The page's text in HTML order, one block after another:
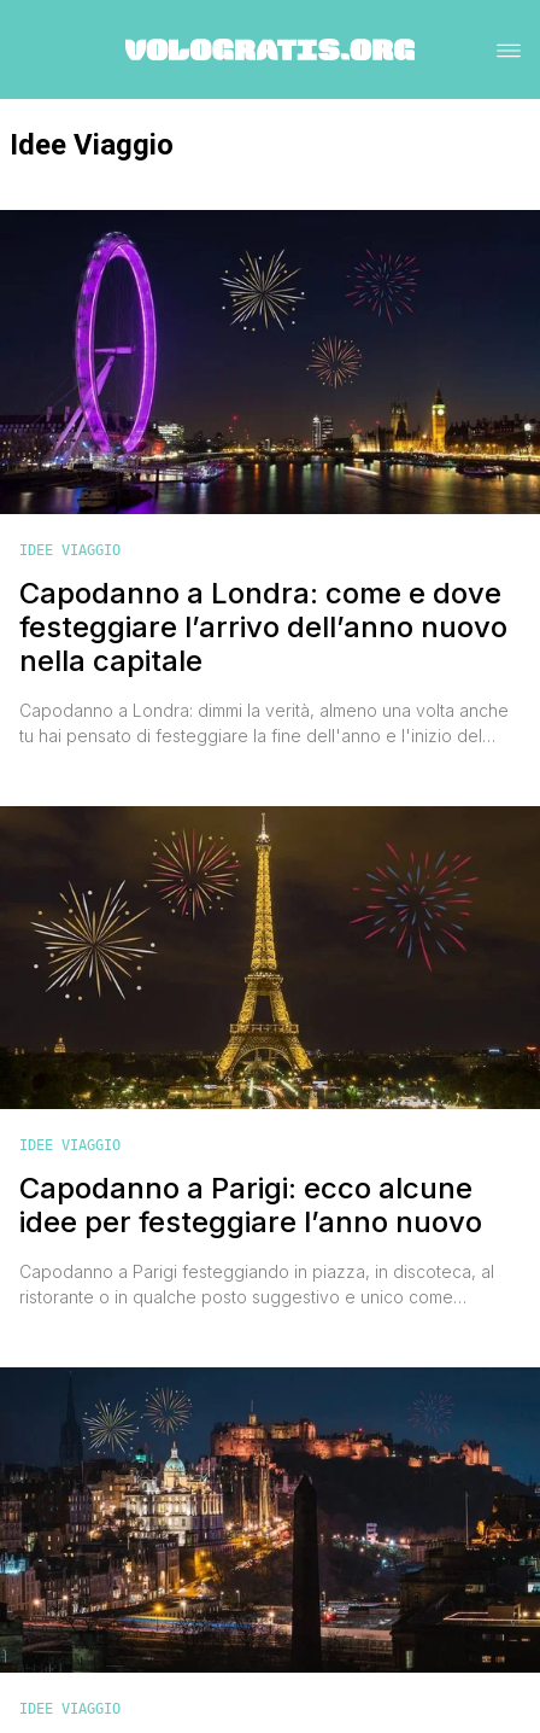
Idee Viaggio
IDEE VIAGGIO
Capodanno a Londra: come e dove
festeggiare l’arrivo dell’anno nuovo
nella capitale
Capodanno a Londra: dimmi la verità, almeno una volta anche
tu hai pensato di festeggiare la fine dell'anno e l'inizio del
Divertente e spettacolare, la cosmopolita città non manca
certo di occasioni per fare baldoria tra party esclusivi, [']
IDEE VIAGGIO
Capodanno a Parigi: ecco alcune
idee per festeggiare l’anno nuovo
Capodanno a Parigi festeggiando in piazza, in discoteca, al
ristorante o in qualche posto suggestivo e unico come
quello nuovo potrebbero essere l'occasione giusta per
raggiungere una delle mete europee più gettonate durante
l'anno, [']
IDEE VIAGGIO